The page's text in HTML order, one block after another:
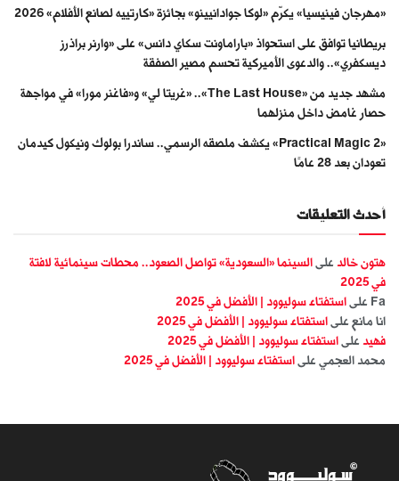
«مهرجان فينيسيا» يكرّم «لوكا جوادانيينو» بجائزة «كارتييه لصانع الأفلام» 2026
بريطانيا توافق على استحواذ «باراماونت سكاي دانس» على «وارنر براذرز
ديسكفري».. والدعوى الأميركية تحسم مصير الصفقة
مشهد جديد من «The Last House».. «غريتا لي» و«فاغنر مورا» في مواجهة
حصار غامض داخل منزلهما
«Practical Magic 2» يكشف ملصقه الرسمي.. ساندرا بولوك ونيكول كيدمان
تعودان بعد 28 عامًا
أحدث التعليقات
هتون خالد على السينما «السعودية» تواصل الصعود.. محطات سينمائية لافتة
في 2025
Fa على استفتاء سوليوود | الأفضل في 2025
انا مانع على استفتاء سوليوود | الأفضل في 2025
فهيد على استفتاء سوليوود | الأفضل في 2025
محمد العجمي على استفتاء سوليوود | الأفضل في 2025